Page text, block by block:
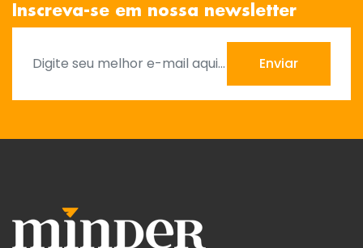
Inscreva-se em nossa newsletter
Enviar